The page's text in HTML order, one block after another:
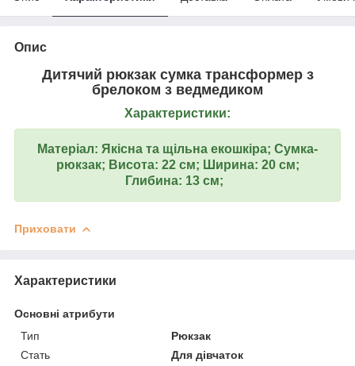
Опис
Дитячий рюкзак сумка трансформер з
брелоком з ведмедиком
Характеристики:
Матеріал: Якісна та щільна екошкіра; Сумка-
рюкзак; Висота: 22 см; Ширина: 20 см;
Глибина: 13 см;
Приховати
Характеристики
Основні атрибути
Тип
Рюкзак
Стать
Для дівчаток